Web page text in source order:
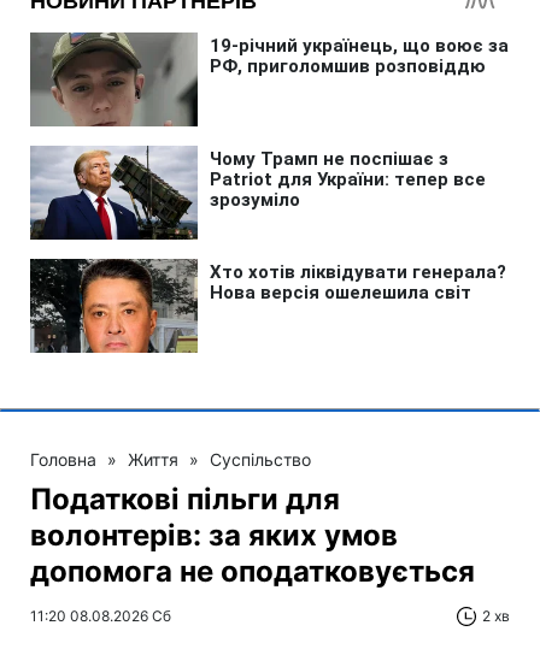
Головна » Життя » Суспільство
Податкові пільги для
волонтерів: за яких умов
допомога не оподатковується
11:20 08.08.2026 Сб 2 хв